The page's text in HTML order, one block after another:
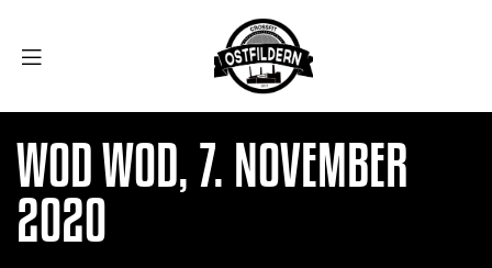
WOD WOD, 7. NOVEMBER
2020